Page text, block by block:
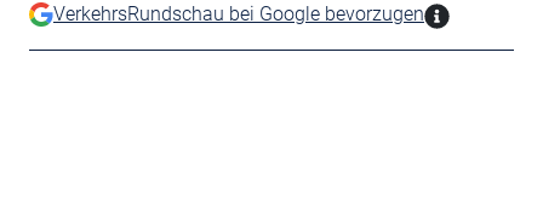
VerkehrsRundschau bei Google bevorzugen